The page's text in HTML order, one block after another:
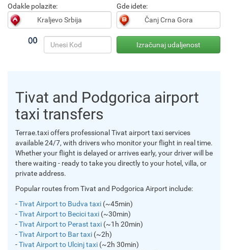
Odakle polazite: Gde idete:
Tivat and Podgorica airport
taxi transfers
Terrae.taxi offers professional Tivat airport taxi services
available 24/7, with drivers who monitor your flight in real time.
Whether your flight is delayed or arrives early, your driver will be
there waiting - ready to take you directly to your hotel, villa, or
private address.
Popular routes from Tivat and Podgorica Airport include:
-Tivat Airport to Budva taxi (~45min)
-Tivat Airport to Becici taxi (~30min)
-Tivat Airport to Perast taxi (~1h 20min)
-Tivat Airport to Bar taxi (~2h)
-Tivat Airport to Ulcinj taxi (~2h 30min)